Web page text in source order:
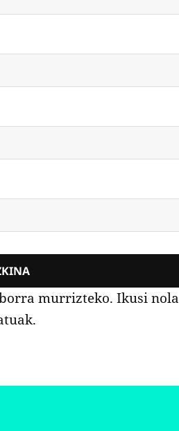
murrizteko.Ikusi nola